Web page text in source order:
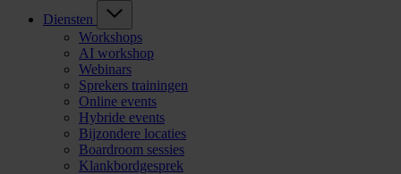
Diensten
Workshops
AI workshop
Webinars
Sprekers trainingen
Online events
Hybride events
Bijzondere locaties
Boardroom sessies
Klankbordgesprek